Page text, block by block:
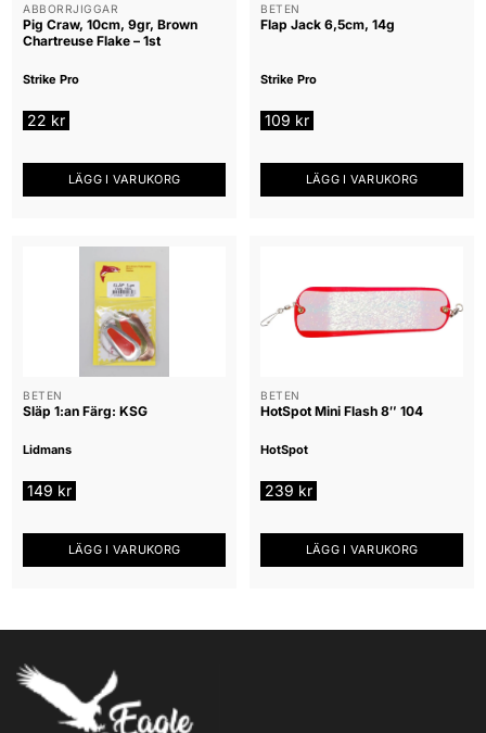
ABBORRJIGGAR
Pig Craw, 10cm, 9gr, Brown
Chartreuse Flake – 1st
Strike Pro
22 kr
LÄGG I VARUKORG
BETEN
Flap Jack 6,5cm, 14g
Strike Pro
109 kr
LÄGG I VARUKORG
BETEN
Släp 1:an Färg: KSG
Lidmans
149 kr
LÄGG I VARUKORG
BETEN
HotSpot Mini Flash 8″ 104
HotSpot
239 kr
LÄGG I VARUKORG